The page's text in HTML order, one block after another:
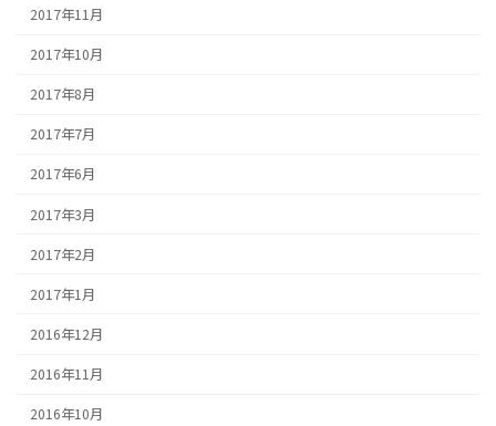
2017年11月
2017年10月
2017年8月
2017年7月
2017年6月
2017年3月
2017年2月
2017年1月
2016年12月
2016年11月
2016年10月